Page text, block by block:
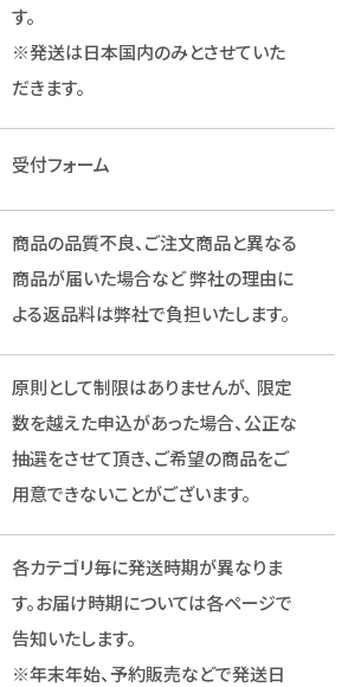
す。
※発送は日本国内のみとさせていた
だきます。
受付フォーム
商品の品質不良、ご注文商品と異なる
商品が届いた場合など 弊社の理由に
よる返品料は弊社で負担いたします。
原則として制限はありませんが、 限定
数を越えた申込があった場合、公正な
抽選をさせて頂き、ご希望の商品をご
用意できないことがございます。
各カテゴリ毎に発送時期が異なりま
す。お届け時期については各ページで
告知いたします。
※年末年始、予約販売などで発送日